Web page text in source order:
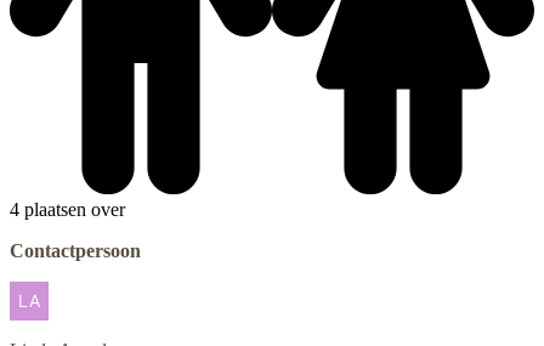
4 plaatsen over
Contactpersoon